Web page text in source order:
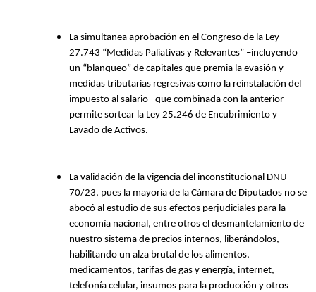
La simultanea aprobación en el Congreso de la Ley
27.743 “Medidas Paliativas y Relevantes” –incluyendo
un “blanqueo” de capitales que premia la evasión y
medidas tributarias regresivas como la reinstalación del
impuesto al salario– que combinada con la anterior
permite sortear la Ley 25.246 de Encubrimiento y
Lavado de Activos.
La validación de la vigencia del inconstitucional DNU
70/23, pues la mayoría de la Cámara de Diputados no se
abocó al estudio de sus efectos perjudiciales para la
economía nacional, entre otros el desmantelamiento de
nuestro sistema de precios internos, liberándolos,
habilitando un alza brutal de los alimentos,
medicamentos, tarifas de gas y energía, internet,
telefonía celular, insumos para la producción y otros